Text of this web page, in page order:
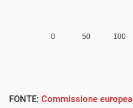
FONTE: Commissione europea